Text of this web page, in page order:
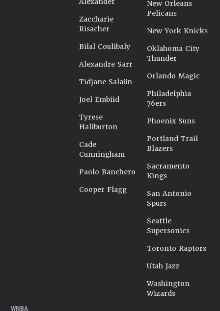
Zaccharie
Risacher
Bilal Coulibaly
Alexandre Sarr
Tidjane Salaün
Joel Embiid
Tyrese
Haliburton
Cade
Cunningham
Paolo Banchero
Cooper Flagg
New Orleans
Pelicans
New York Knicks
Oklahoma City
Thunder
Orlando Magic
Philadelphia
76ers
Phoenix Suns
Portland Trail
Blazers
Sacramento
Kings
San Antonio
Spurs
Seattle
Supersonics
Toronto Raptors
Utah Jazz
Washington
Wizards
WNBA